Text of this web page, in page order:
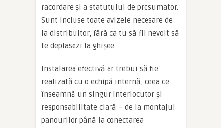
racordare și a statutului de prosumator.
Sunt incluse toate avizele necesare de
la distribuitor, fără ca tu să fii nevoit să
te deplasezi la ghișee.
Instalarea efectivă ar trebui să fie
realizată cu o echipă internă, ceea ce
înseamnă un singur interlocutor și
responsabilitate clară – de la montajul
panourilor până la conectarea